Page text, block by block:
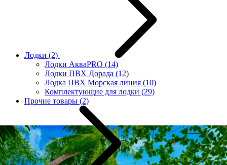
Лодки (2)
Лодки АкваPRO (14)
Лодки ПВХ Дорада (12)
Лодка ПВХ Морская линия (10)
Комплектующие для лодки (29)
Прочие товары (2)